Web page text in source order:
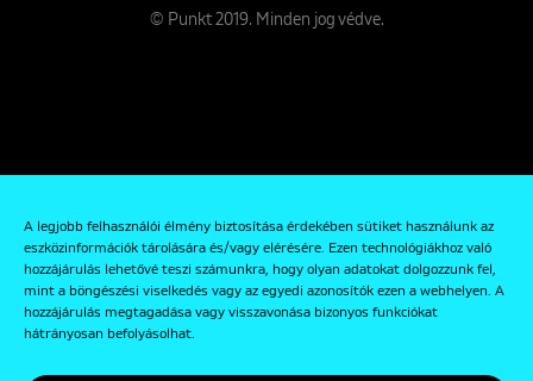
A legjobb felhasználói élmény biztosítása érdekében sütiket használunk az
eszközinformációk tárolására és/vagy elérésére. Ezen technológiákhoz való
hozzájárulás lehetővé teszi számunkra, hogy olyan adatokat dolgozzunk fel,
mint a böngészési viselkedés vagy az egyedi azonosítók ezen a webhelyen. A
hozzájárulás megtagadása vagy visszavonása bizonyos funkciókat
hátrányosan befolyásolhat.
© Punkt 2019. Minden jog védve.
Kapcsolat
Adatkezelési és Adatvédelmi Szabályzat